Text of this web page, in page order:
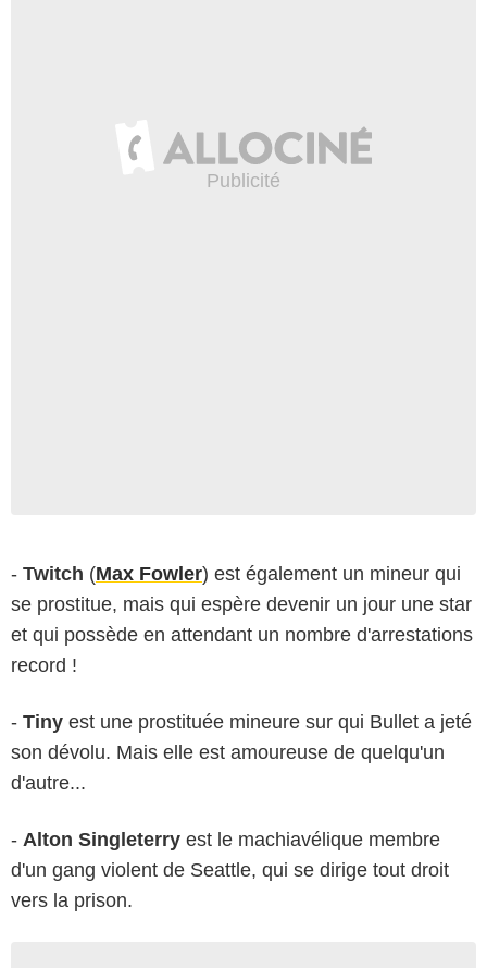
- Twitch (Max Fowler) est également un mineur qui
se prostitue, mais qui espère devenir un jour une star
et qui possède en attendant un nombre d'arrestations
record !
- Tiny est une prostituée mineure sur qui Bullet a jeté
son dévolu. Mais elle est amoureuse de quelqu'un
d'autre...
- Alton Singleterry est le machiavélique membre
d'un gang violent de Seattle, qui se dirige tout droit
vers la prison.